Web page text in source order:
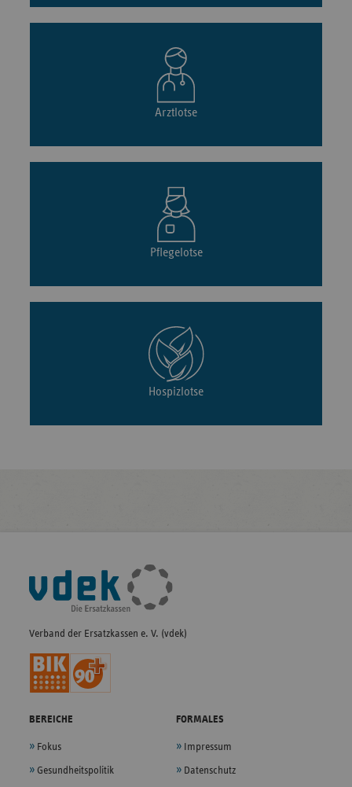
Arztlotse
Pflegelotse
Hospizlotse
Fußleisten-
Navigation
Verband der Ersatzkassen e. V. (vdek)
BEREICHE
Fokus
Gesundheitspolitik
FORMALES
Impressum
Datenschutz